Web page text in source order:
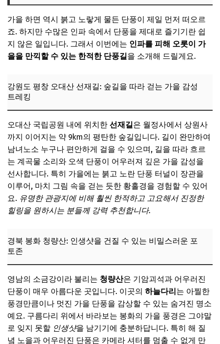
📌 지금 뜨는 꿀정보! 놓치지 마세요
추가할인 코드 WRVE6
고즈넉한 매력, 전통과 역사의 가을 여행지
경남 하동 최참판댁: 전통 체험으로 깊이를 더하는 여행
📌 지금 뜨는 꿀정보! 놓치지 마세요
추가할인 코드 WRVE6
가을 바다와 섬, 숨겨진 낭만의 공간
충남 태안 신두리 해안사구: 붉게 물든 가을 노을이 아름다운
해변
추가할인 코드 WRVE6
2025년 10월, 놓칠 수 없는 지역별 축제와 먹거리
경남 진주 남강유등축제: 오직 가을에만 즐길 수 있는 특별한
축제
충남 서산 국화축제 & 해미읍성 역사 체험: 제철 농수산물을
활용한 지역 특색 요리
가을 하면 역시 붉고 노랗게 물든 단풍이 제일 먼저 떠오르
죠. 하지만 수많은 인파 속에서 단풍을 제대로 즐기기란 쉽
지 않은 일입니다. 그래서 이번에는 인파를 피해 오롯이 가
을을 만끽할 수 있는 한적한 단풍길을 소개해 드릴게요.
강원도 평창 오대산 선재길: 숲길을 따라 걷는 가을 감성
트레킹
오대산 국립공원 내에 위치한 선재길은 월정사에서 상원사
까지 이어지는 약 9km의 평탄한 숲길입니다. 길이 완만하여
남녀노소 누구나 편안하게 걸을 수 있으며, 길을 따라 흐르
는 계곡물 소리와 오색 단풍이 어우러져 깊은 가을 감성을
선사합니다. 특히 가을에는 붉고 노란 단풍 터널이 장관을
이루어, 마치 그림 속을 걷는 듯한 황홀경을 경험할 수 있어
요. 유명한 관광지에 비해 훨씬 한적하고 고요해서 진정한
힐링을 원하시는 분들께 강력 추천합니다.
경북 봉화 청량산: 인생샷을 건질 수 있는 비밀스러운 포
토존
영남의 소금강이라 불리는 청량산은 기암괴석과 어우러진
단풍이 매우 아름다운 곳입니다. 이곳의 하늘다리는 아찔한
풍경만큼이나 멋진 가을 단풍을 감상할 수 있는 숨겨진 명소
예요. 구름다리 위에서 바라보는 봉화의 가을 풍경은 그야말
로 잊지 못할 인생샷을 남기기에 충분하답니다. 특히 해 질
녘 노을과 어우러진 단풍은 카메라 셔터를 멈출 수 없게 만